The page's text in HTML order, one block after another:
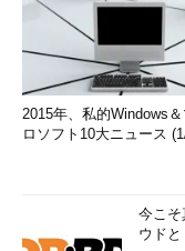
2015年、私的Windows＆
ロソフト10大ニュース
今こ
ウド